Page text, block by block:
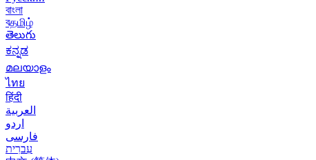
বাংলা
বதமிழ்
తెలుగు
ಕನ್ನಡ
മലയാളം
ไทย
हिंदी
العربية
اردو
فارسی
עִברִית